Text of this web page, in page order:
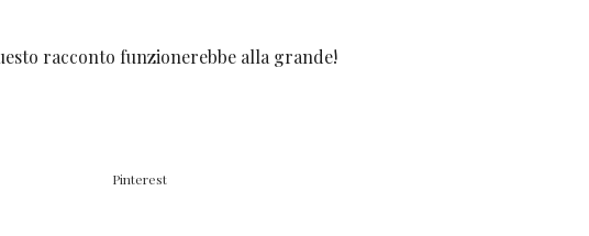
racconto funzionerebbe alla grande!
Pinterest